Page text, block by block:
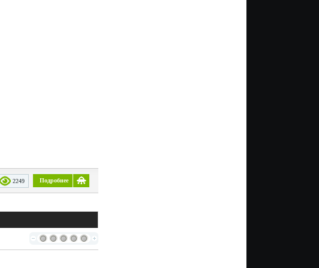
Подробнее
2249